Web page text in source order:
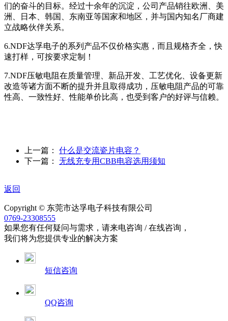
们的奋斗的目标。经过十余年的沉淀，公司产品销往欧洲、美
洲、日本、韩国、东南亚等国家和地区，并与国内知名厂商建
立战略伙伴关系。
6.NDF达孚电子的系列产品不仅价格实惠，而且规格齐全，快
速打样，可按要求定制！
7.NDF压敏电阻在质量管理、新品开发、工艺优化、设备更新
改造等诸方面不断的提升并且取得成功，压敏电阻产品的可靠
性高、一致性好、性能单价比高，也受到客户的好评与信赖。
上一篇： 什么是交流瓷片电容？
下一篇： 无线充专用CBB电容选用须知
返回
Copyright © 东莞市达孚电子科技有限公司
0769-23308555
如果您有任何疑问与需求，请来电咨询 / 在线咨询，
我们将为您提供专业的解决方案
短信咨询
QQ咨询